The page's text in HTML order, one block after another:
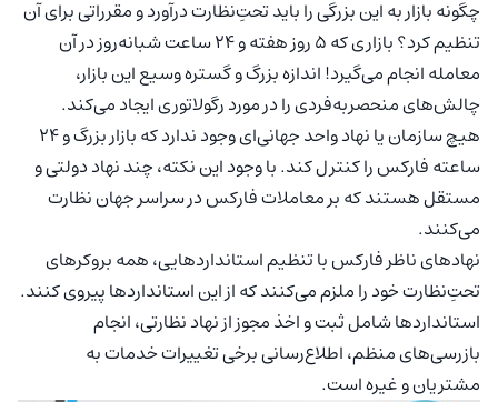
چگونه بازار به این بزرگی را باید تحتِ‌نظارت درآورد و مقرراتی برای آن
تنظیم کرد؟ بازاری که ۵ روز هفته و ۲۴ ساعت شبانه‌روز در آن
معامله انجام می‌گیرد! اندازه بزرگ و گستره وسیع این بازار،
چالش‌های منحصربه‌فردی را در مورد رگولاتوری ایجاد می‌کند.
هیچ سازمان یا نهاد واحد جهانی‌ای وجود ندارد که بازار بزرگ و ۲۴
ساعته فارکس را کنترل کند. با وجود این نکته، چند نهاد دولتی و
مستقل هستند که بر معاملات فارکس در سراسر جهان نظارت
می‌کنند.
نهادهای ناظر فارکس با تنظیم استانداردهایی، همه بروکرهای
تحتِ‌نظارت خود را ملزم می‌کنند که از این استانداردها پیروی کنند.
استانداردها شامل ثبت و اخذ مجوز از نهاد نظارتی، انجام
بازرسی‌های منظم، اطلاع‌رسانی برخی تغییرات خدمات به
مشتریان و غیره است.